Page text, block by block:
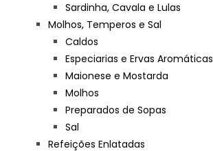
Sardinha, Cavala e Lulas
Molhos, Temperos e Sal
Caldos
Especiarias e Ervas Aromáticas
Maionese e Mostarda
Molhos
Preparados de Sopas
Sal
Refeições Enlatadas